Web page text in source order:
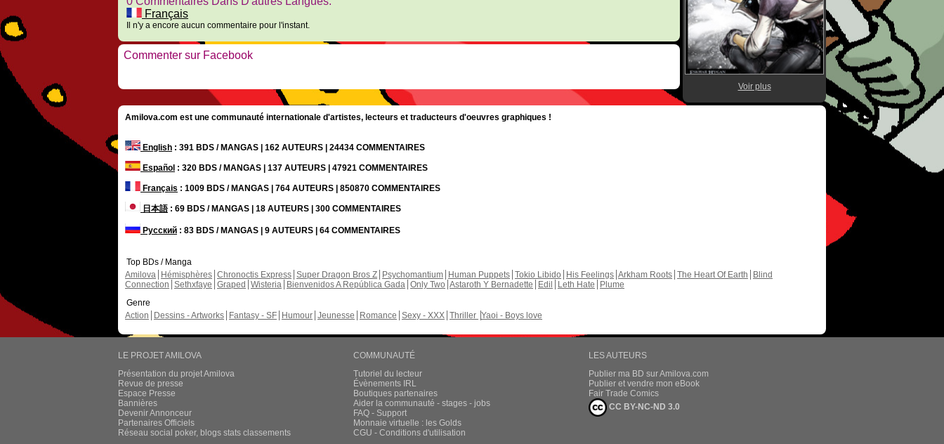
Français
Il n'y a encore aucun commentaire pour l'instant.
Commenter sur Facebook
Voir plus
Amilova.com est une communauté internationale d'artistes, lecteurs et traducteurs d'oeuvres graphiques !
English : 391 BDS / MANGAS | 162 AUTEURS | 24434 COMMENTAIRES
Español : 320 BDS / MANGAS | 137 AUTEURS | 47921 COMMENTAIRES
Français : 1009 BDS / MANGAS | 764 AUTEURS | 850870 COMMENTAIRES
日本語: 69 BDS / MANGAS | 18 AUTEURS | 300 COMMENTAIRES
Русский : 83 BDS / MANGAS | 9 AUTEURS | 64 COMMENTAIRES
Top BDs / Manga
Amilova
Hémisphères Chronoctis Express Super Dragon Bros Z Psychomantium Human Puppets Tokio Libido His Feelings Arkham Roots The Heart Of Earth
Blind
Connection Sethxfaye Graped Wisteria Bienvenidos A República Gada Only Two Astaroth Y Bernadette Edil Leth Hate
Plume
Genre
Action
Dessins - Artworks Fantasy - SF Humour Jeunesse Romance Sexy - XXX Thriller Yaoi - Boys love
LE PROJET AMILOVA
Présentation du projet Amilova
Revue de presse
Espace Presse
Bannières
Devenir Annonceur
Partenaires Officiels
Réseau social poker, blogs stats classements
COMMUNAUTÉ
Tutoriel du lecteur
Évènements IRL
Boutiques partenaires
Aider la communauté - stages - jobs
FAQ - Support
Monnaie virtuelle : les Golds
CGU - Conditions d'utilisation
LES AUTEURS
Publier ma BD sur Amilova.com
Publier et vendre mon eBook
Fair Trade Comics
CC BY-NC-ND 3.0